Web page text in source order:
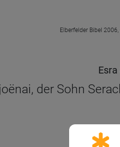
Elberfelder Bibel
der Sohn